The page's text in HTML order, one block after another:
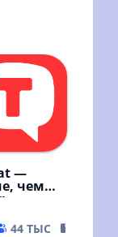
—
чем
44 ТЫС